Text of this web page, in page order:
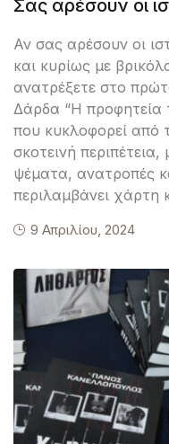
Σας αρέσουν οι
Αν σας αρέσουν οι
και κυρίως με
ανατρέξετε στο
Δάρδα “Η προφητεία
που κυκλοφορεί από
σκοτεινή περιπέτεια,
ψέματα, ανατροπές
περιλαμβάνει
9 Απριλίου, 2024